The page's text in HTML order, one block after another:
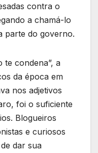
contra o
a chamá-lo
parte do governo.
te condena”, a
da época em
nos adjetivos
foi o suficiente
Blogueiros
e curiosos
dar sua